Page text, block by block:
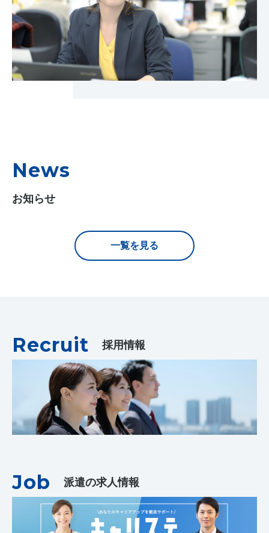
News
お知らせ
一覧を見る
Recruit 採用情報
Job 派遣の求人情報